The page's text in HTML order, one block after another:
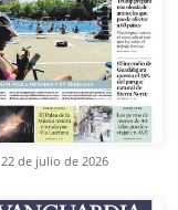
22 de julio de 2026